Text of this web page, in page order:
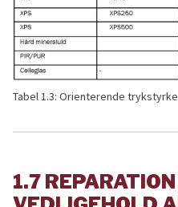
Tabel 1.3: Orienterende
1.7